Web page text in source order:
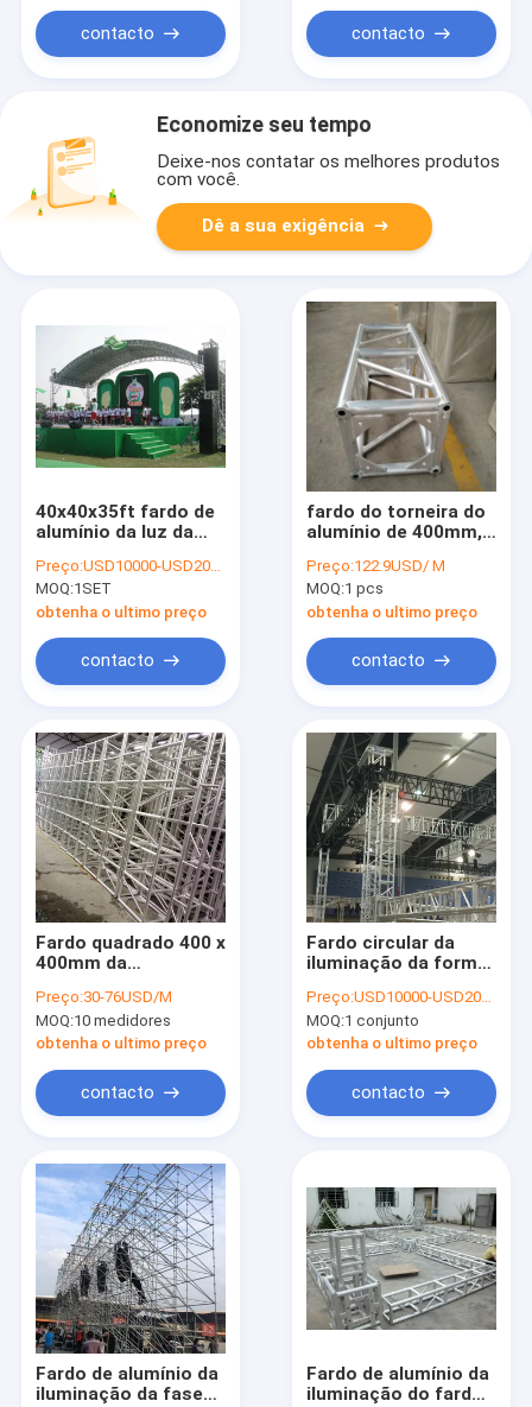
produtos
Quem Somos
Fale Conosco
Our Exhibition
contacto contacto
Economize seu tempo
Deixe-nos contatar os melhores produtos
com você.
Dê a sua exigência
40x40x35ft fardo de
alumínio da luz da
arco da carga alta de
4 colunas para
eventos modernos
da mostra
Preço:USD10000-USD20000/SET
MOQ:1SET
obtenha o ultimo preço
contacto
fardo do torneira do
alumínio de 400mm,
do DJ da exposição
com o filme da bolha
de ar
Preço:122.9USD/ M
MOQ:1 pcs
obtenha o ultimo preço
contacto
Fardo quadrado 400 x
400mm da
do parafuso com
material de alumínio
Preço:30-76USD/M
MOQ:10 medidores
obtenha o ultimo preço
contacto
Fardo circular da
iluminação da forma
evento do show
radiofónico da
música
Preço:USD10000-USD20000/SET
MOQ:1 conjunto
obtenha o ultimo preço
contacto
Fardo de alumínio da
iluminação da fase
Fardo de alumínio da
iluminação do fardo,